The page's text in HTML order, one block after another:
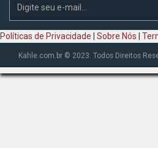
Políticas de Privacidade Sobre Nós
Kahle.com.br © 2023. Todos Direitos